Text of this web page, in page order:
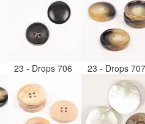
23 - Drops 706 23 - Drops